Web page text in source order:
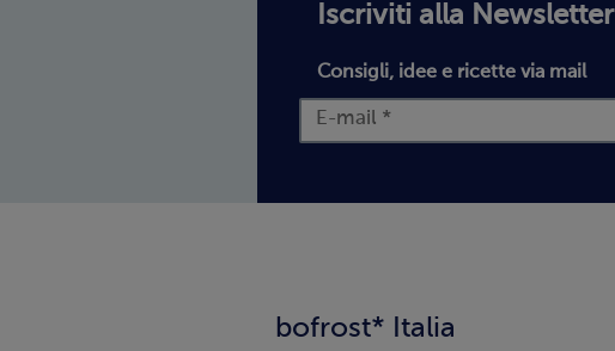
bofrost* Italia
Iscriviti alla Newsletter
Consigli, idee e ricette via mail